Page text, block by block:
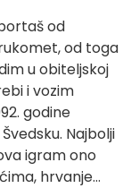
od
od toga
u obiteljskoj
i vozim
godine
Najbolji
igram ono
hrvanje…